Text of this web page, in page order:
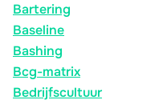
Bartering
Baseline
Bashing
Bcg-matrix
Bedrijfscultuur